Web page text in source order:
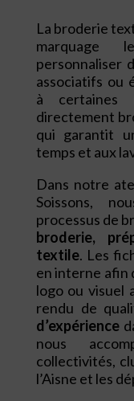
La broderie
marquage
personnaliser
associatifs ou
à certaines
directement
qui garantit
temps et aux
Dans notre
Soissons,
processus de
broderie,
textile. Les
en interne afin
logo ou visuel
rendu de
d’expérience
nous
collectivités,
l’Aisne et les